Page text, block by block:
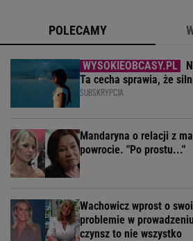
POLECAMY
Ta cecha sprawia, że
SUBSKRYPCJA
Mandaryna o relacji z
powrocie. "Po prostu..."
Wachowicz wprost o
problemie w
czynsz to nie wszystko